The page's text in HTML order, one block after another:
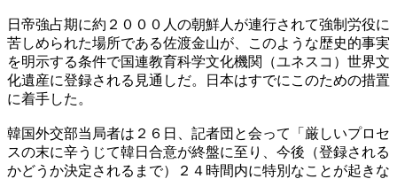
日帝強占期に約２０００人の朝鮮人が連行されて強制労役に
苦しめられた場所である佐渡金山が、このような歴史的事実
を明示する条件で国連教育科学文化機関（ユネスコ）世界文
化遺産に登録される見通しだ。日本はすでにこのための措置
に着手した。
韓国外交部当局者は２６日、記者団と会って「厳しいプロセ
スの末に辛うじて韓日合意が終盤に至り、今後（登録される
かどうか決定されるまで）２４時間内に特別なことが起きな